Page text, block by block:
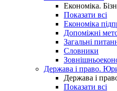
Економіка.
Показати всі
Економіка
Допоміжні
Загальні
Словники
Держава і право.
Держава і
Показати всі